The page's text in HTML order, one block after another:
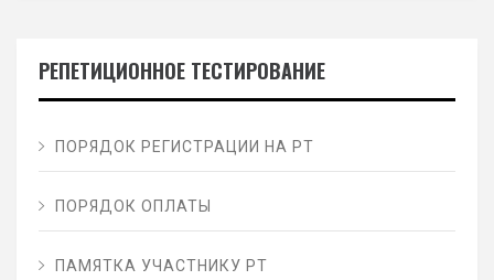
РЕПЕТИЦИОННОЕ ТЕСТИРОВАНИЕ
ПОРЯДОК РЕГИСТРАЦИИ НА РТ
ПОРЯДОК ОПЛАТЫ
ПАМЯТКА УЧАСТНИКУ РТ